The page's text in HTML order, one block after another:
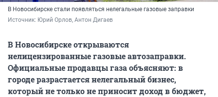
В Новосибирске стали появляться нелегальные газовые заправки
Источник: Юрий Орлов, Антон Дигаев
В Новосибирске открываются
нелицензированные газовые автозаправки.
Официальные продавцы газа объясняют: в
городе разрастается нелегальный бизнес,
который не только не приносит доход в бюджет,